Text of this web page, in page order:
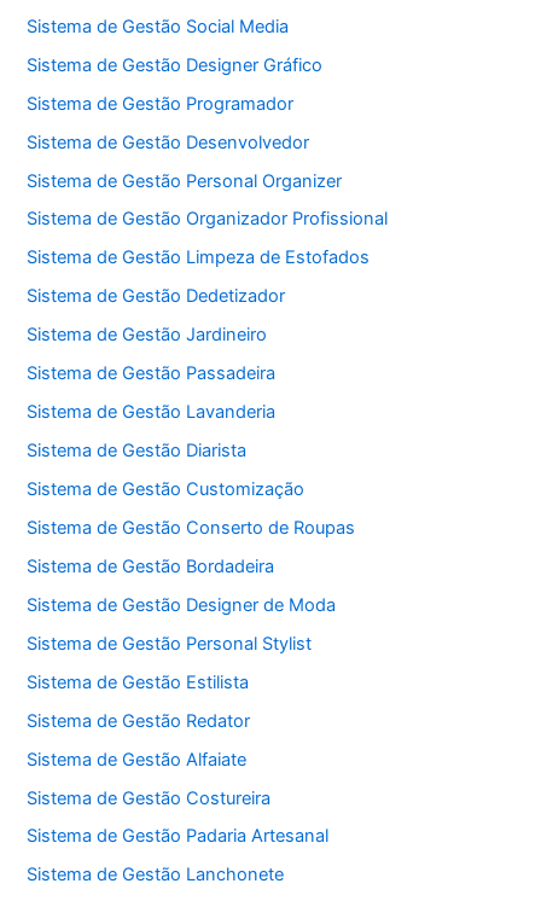
Sistema de Gestão Social Media
Sistema de Gestão Designer Gráfico
Sistema de Gestão Programador
Sistema de Gestão Desenvolvedor
Sistema de Gestão Personal Organizer
Sistema de Gestão Organizador Profissional
Sistema de Gestão Limpeza de Estofados
Sistema de Gestão Dedetizador
Sistema de Gestão Jardineiro
Sistema de Gestão Passadeira
Sistema de Gestão Lavanderia
Sistema de Gestão Diarista
Sistema de Gestão Customização
Sistema de Gestão Conserto de Roupas
Sistema de Gestão Bordadeira
Sistema de Gestão Designer de Moda
Sistema de Gestão Personal Stylist
Sistema de Gestão Estilista
Sistema de Gestão Redator
Sistema de Gestão Alfaiate
Sistema de Gestão Costureira
Sistema de Gestão Padaria Artesanal
Sistema de Gestão Lanchonete